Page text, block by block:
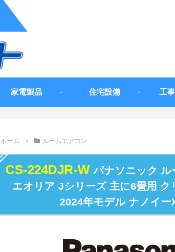
家電製品 住宅設備 工
ホーム ルームエアコン
CS-224DJR-Wパナソニック
エオリア Jシリーズ 主に6畳用
2024年モデル ナノイー